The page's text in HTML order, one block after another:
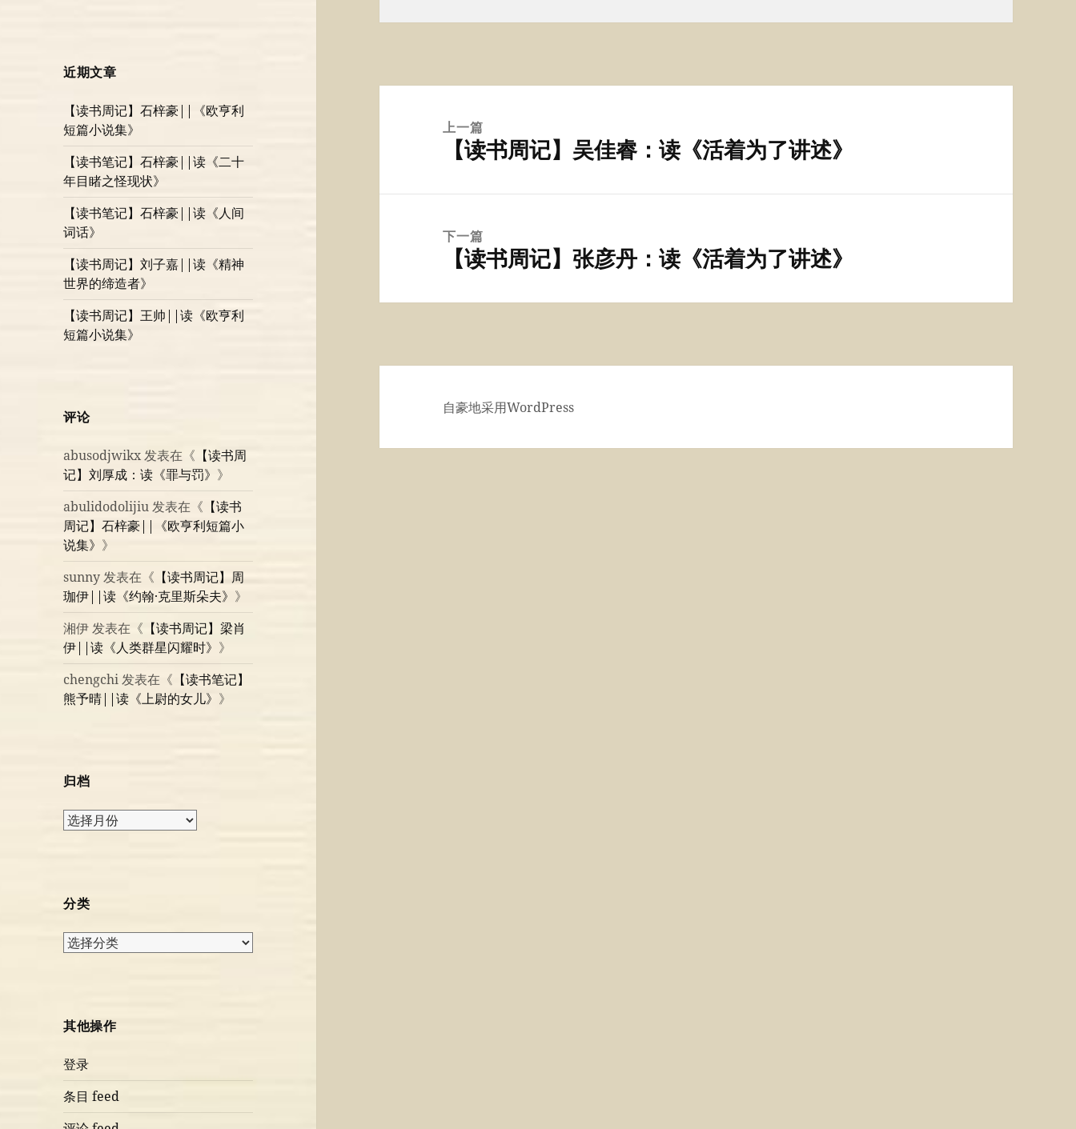
近期文章
【读书周记】石梓豪||《欧亨利
短篇小说集》
【读书笔记】石梓豪||读《二十
年目睹之怪现状》
【读书笔记】石梓豪||读《人间
词话》
【读书周记】刘子嘉||读《精神
世界的缔造者》
【读书周记】王帅||读《欧亨利
短篇小说集》
评论
abusodjwikx发表在《 【读书周
记】刘厚成：读《罪与罚》 》
abulidodolijiu发表在《 【读书
周记】石梓豪||《欧亨利短篇小
说集》 》
sunny发表在《 【读书周记】周
珈伊||读《约翰·克里斯朵夫》 》
湘伊发表在《 【读书周记】梁肖
伊||读《人类群星闪耀时》 》
chengchi发表在《 【读书笔记】
熊予晴||读《上尉的女儿》 》
归档
归
分类
分
其他操作
登录
条目 feed
于
上一篇
文
【读书周记】吴佳睿：读《活着为了讲述》
下一篇
文
【读书周记】张彦丹：读《活着为了讲述》
自豪地采用WordPress